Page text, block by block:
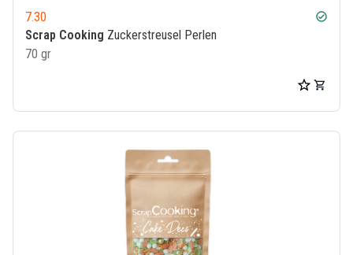
7.30 check_circle
Scrap Cooking Zuckerstreusel Perlen
70 gr